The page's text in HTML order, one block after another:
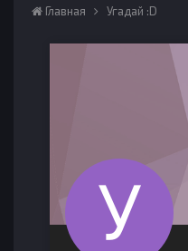
Главная Угадай :D